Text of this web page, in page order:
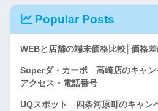
Popular Posts
WEBと店舗の端末価格比較│価格
Superダ・カーポ 高崎店のキャン
アクセス・電話番号
UQスポット 四条河原町のキャン